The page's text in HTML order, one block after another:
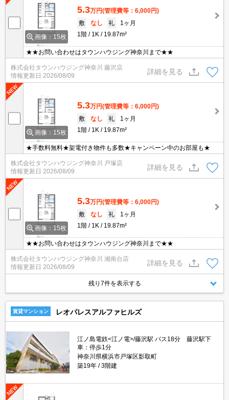
画像：15枚
5.3万円(管理費等：6,000円)
敷
なし 礼
1ヶ月
1階
1K 19.87m²
★★お問い合わせはタウンハウジング神奈川まで★★
株式会社タウンハウジング神奈川 藤沢店
情報更新日 2026/08/09
詳細を見る
画像：15枚
5.3万円(管理費等：6,000円)
敷
なし 礼
1ヶ月
1階
1K 19.87m²
★手数料無料★架電付き物件も多数★キャンペーン中のお部屋も★
株式会社タウンハウジング神奈川 戸塚店
情報更新日 2026/08/09
詳細を見る
画像：15枚
5.3万円(管理費等：6,000円)
敷
なし 礼
1ヶ月
1階
1K 19.87m²
★★お問い合わせはタウンハウジング神奈川まで★★
株式会社タウンハウジング神奈川 湘南台店
情報更新日 2026/08/09
詳細を見る
残り7件を表示する
賃貸マンション レオパレスアルファヒルズ
江ノ島電鉄<江ノ電>/藤沢駅 バス18分 藤沢駅下
車：停歩1分
神奈川県横浜市戸塚区影取町
築19年
3階建